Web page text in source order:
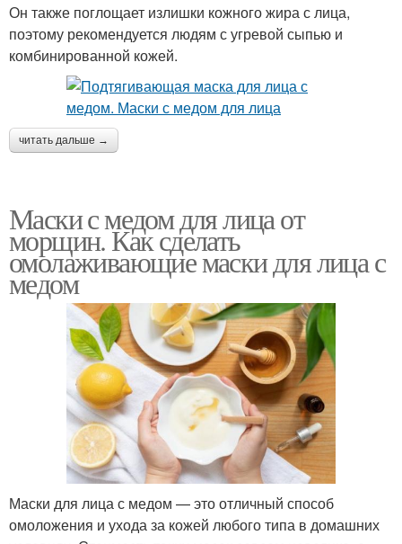
Он также поглощает излишки кожного жира с лица,
поэтому рекомендуется людям с угревой сыпью и
комбинированной кожей.
читать дальше →
Маски с медом для лица от
морщин. Как сделать
омолаживающие маски для лица с
медом
Маски для лица с медом — это отличный способ
омоложения и ухода за кожей любого типа в домашних